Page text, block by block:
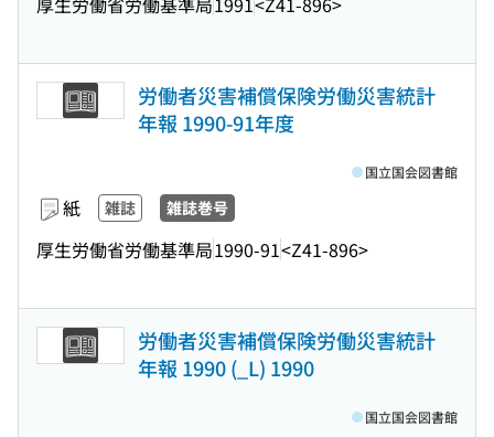
労働者災害補償保険労働災害統計
年報 1990-91年度
紙 雑誌 雑誌巻号
厚生労働省労働基準局1990-91<Z41-896>
国立国会図書館
労働者災害補償保険労働災害統計
年報 1990 (_L) 1990
国立国会図書館